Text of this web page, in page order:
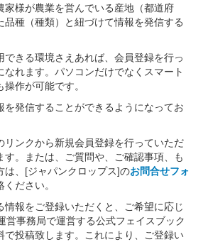
家様が農業を営んでいる産地（都道府
品種（種類）と紐づけて情報を発信する
できる環境さえあれば、会員登録を行っ
なれます。パソコンだけでなくスマート
作が可能です。
を発信することができるようになってお
リンクから新規会員登録を行っていただ
す。または、ご質問や、ご確認事項、も
は、[ジャパンクロップス]のお問合せフォ
ださい。
情報をご登録いただくと、ご希望に応じ
営事務局で運営する公式フェイスブック
で投稿致します。これにより、ご登録い